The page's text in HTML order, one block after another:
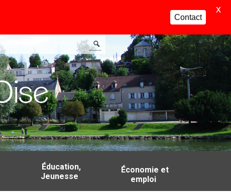
Éducation,
Jeunesse
Économie et
emploi
Contact
X